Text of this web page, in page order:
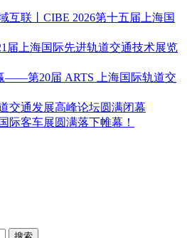
互联丨CIBE 2026第十五届上海国
届上海国际先进轨道交通技术展览
——第20届 ARTS 上海国际轨道交
交通发展高峰论坛圆满闭幕
际客车展圆满落下帷幕！